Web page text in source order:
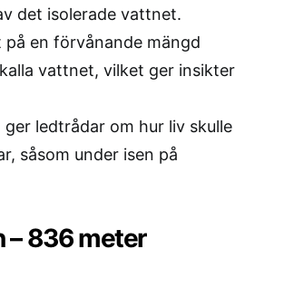
det isolerade vattnet.
på en förvånande mängd
vattnet, vilket ger insikter
ger ledtrådar om hur liv skulle
såsom under isen på
– 836 meter